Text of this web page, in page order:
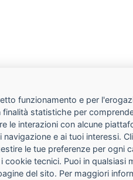
funzionamento e per
statistiche per
le interazioni con alcune
e ai tuoi interessi.
le tue preferenze per ogni
tecnici. Puoi in qualsiasi
del sito. Per maggiori